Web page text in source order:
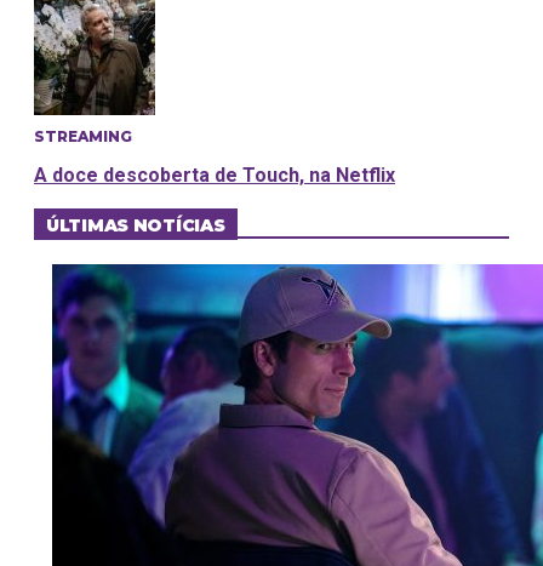
STREAMING
A doce descoberta de Touch, na Netflix
ÚLTIMAS NOTÍCIAS